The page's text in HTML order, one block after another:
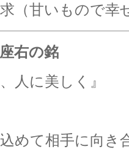
（甘いもので幸
右の銘
人に美しく』
めて相手に向き